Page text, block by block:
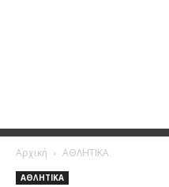
Αρχική ΑΘΛΗΤΙΚΑ
ΑΘΛΗΤΙΚΑ